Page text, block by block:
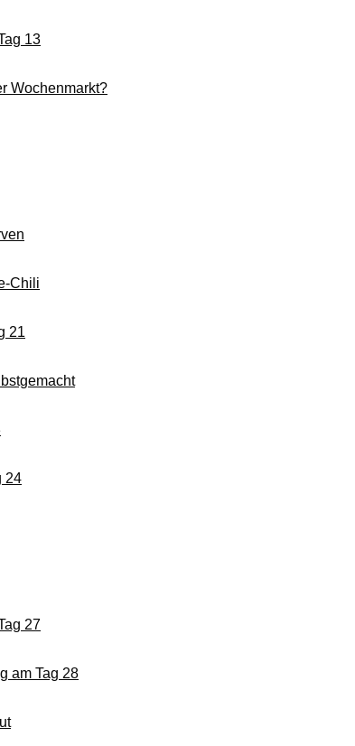
13
Wochenmarkt?
Chili
21
24
27
am Tag 28